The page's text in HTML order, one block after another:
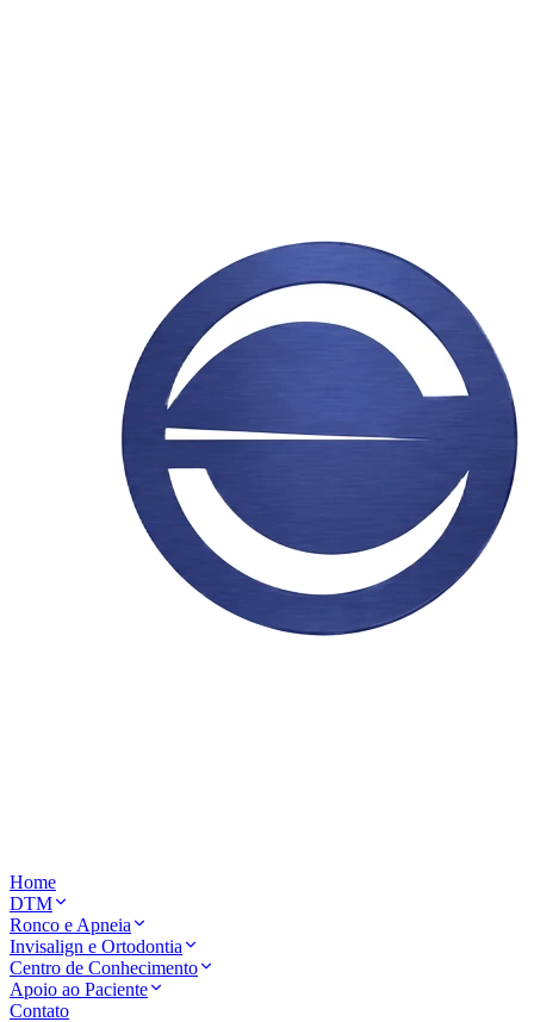
Home
DTM
Ronco e Apneia
Invisalign e Ortodontia
Centro de Conhecimento
Apoio ao Paciente
Contato